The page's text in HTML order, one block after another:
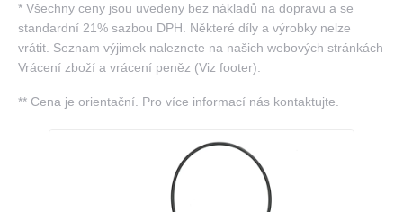
* Všechny ceny jsou uvedeny bez nákladů na dopravu a se
standardní 21% sazbou DPH. Některé díly a výrobky nelze
vrátit. Seznam výjimek naleznete na našich webových stránkách
Vrácení zboží a vrácení peněz (Viz footer).
** Cena je orientační. Pro více informací nás kontaktujte.